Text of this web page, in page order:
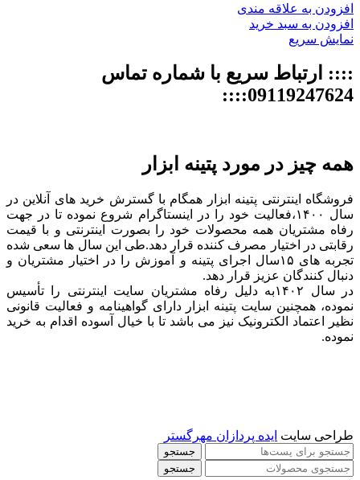
افزودن به علاقه مندی
افزودن به سبد خرید
نمایش سریع
:::: ارتباط سریع با شماره تماس
09119247624::::
همه چیز در مورد پتینه ابزار
فروشگاه اینترنتی پتینه ابزار همگام با گسترش خرید های آنلاین در
سال ۱۴۰۰،فعالیت خود را در اینستاگرام شروع نموده تا در جهت
رفاه مشتریان همه محصولات خود را بصورت اینترنتی و با قیمت
رقابتی در اختیار مصرف کننده قرار دهد.طی این سال ها سعی شده
تجربه های ۱۵سال اجرای پتینه و آموزش را در اختیار مشتریان و
دنبال کنندگان عزیز قرار دهد.
در سال ۱۴۰۲به دلیل رفاه مشتریان سایت اینترنتی را تأسیس
نموده، همچنین سایت پتینه ابزار دارای گواهینامه و فعالیت قانونی
نظیر اعتماد الکترونیک نیز می باشد تا با خیال آسوده اقدام به خرید
نموده.
طراحی سایت ایده پردازان مهرگستر
جستجو
جستجو